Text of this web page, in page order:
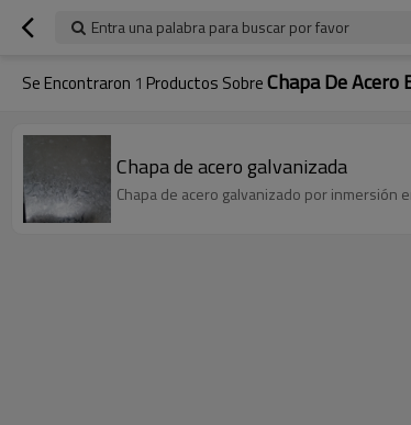
Entra una palabra para buscar por favor
Se Encontraron 1 Productos SobreChapa De Acero
Chapa de acero galvanizada
Chapa de acero galvanizado por inmersión